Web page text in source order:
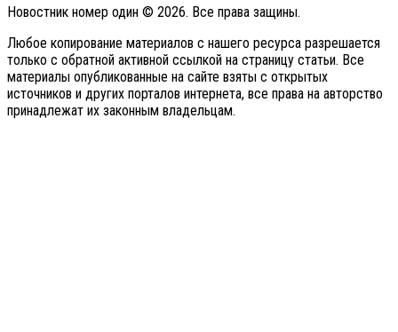
Новостник номер один © 2026. Все права защины.
Любое копирование материалов с нашего ресурса разрешается
только с обратной активной ссылкой на страницу статьи. Все
материалы опубликованные на сайте взяты с открытых
источников и других порталов интернета, все права на авторство
принадлежат их законным владельцам.